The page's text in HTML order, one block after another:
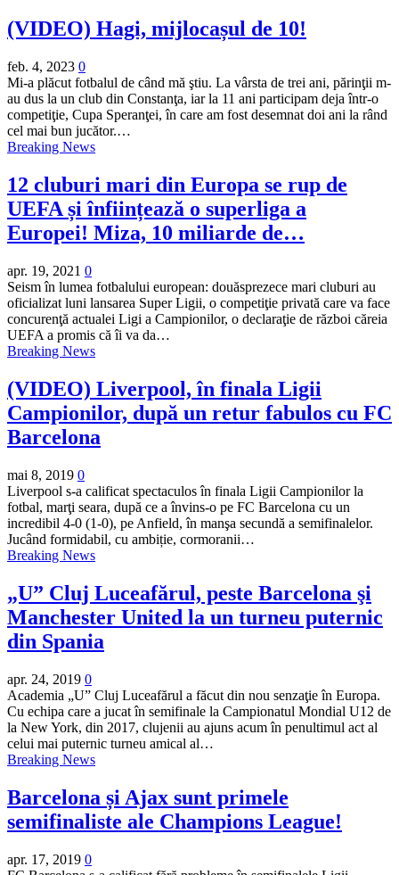
(VIDEO) Hagi, mijlocașul de 10!
feb. 4, 2023 0
Mi-a plăcut fotbalul de când mă ştiu. La vârsta de trei ani, părinţii m-
au dus la un club din Constanţa, iar la 11 ani participam deja într-o
competiţie, Cupa Speranţei, în care am fost desemnat doi ani la rând
cel mai bun jucător.…
Breaking News
12 cluburi mari din Europa se rup de
UEFA și înființează o superliga a
Europei! Miza, 10 miliarde de…
apr. 19, 2021 0
Seism în lumea fotbalului european: douăsprezece mari cluburi au
oficializat luni lansarea Super Ligii, o competiţie privată care va face
concurenţă actualei Ligi a Campionilor, o declaraţie de război căreia
UEFA a promis că îi va da…
Breaking News
(VIDEO) Liverpool, în finala Ligii
Campionilor, după un retur fabulos cu FC
Barcelona
mai 8, 2019 0
Liverpool s-a calificat spectaculos în finala Ligii Campionilor la
fotbal, marţi seara, după ce a învins-o pe FC Barcelona cu un
incredibil 4-0 (1-0), pe Anfield, în manşa secundă a semifinalelor.
Jucând formidabil, cu ambiție, cormoranii…
Breaking News
„U” Cluj Luceafărul, peste Barcelona şi
Manchester United la un turneu puternic
din Spania
apr. 24, 2019 0
Academia „U” Cluj Luceafărul a făcut din nou senzaţie în Europa.
Cu echipa care a jucat în semifinale la Campionatul Mondial U12 de
la New York, din 2017, clujenii au ajuns acum în penultimul act al
celui mai puternic turneu amical al…
Breaking News
Barcelona și Ajax sunt primele
semifinaliste ale Champions League!
apr. 17, 2019 0